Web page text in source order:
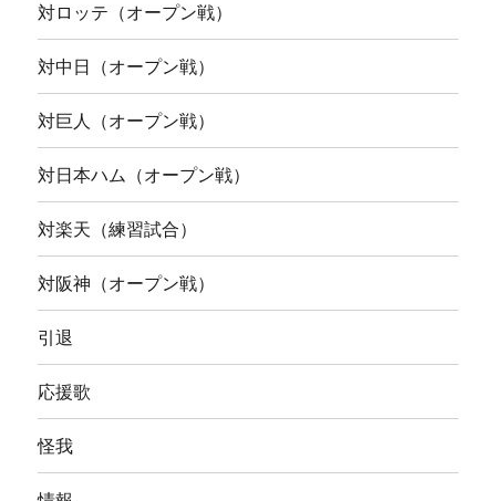
対ロッテ（オープン戦）
対中日（オープン戦）
対巨人（オープン戦）
対日本ハム（オープン戦）
対楽天（練習試合）
対阪神（オープン戦）
引退
応援歌
怪我